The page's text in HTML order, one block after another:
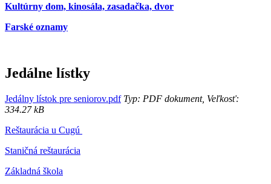
Kultúrny dom, kinosála, zasadačka, dvor
Farské oznamy
Jedálne lístky
Jedálny lístok pre seniorov.pdfTyp: PDF dokument, Veľkosť:
334.27 kB
Reštaurácia u Cugú
Staničná reštaurácia
Základná škola